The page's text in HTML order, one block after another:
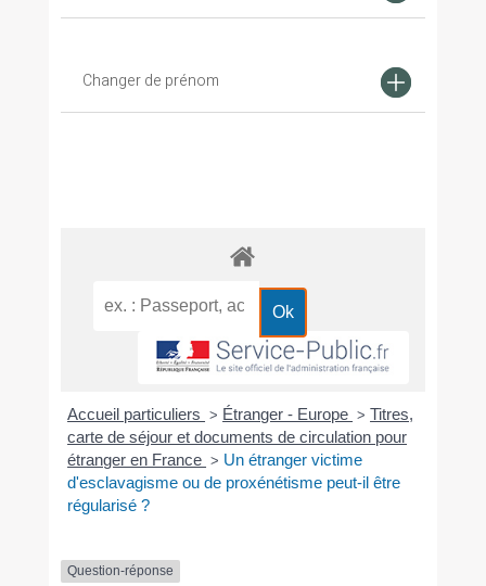
Changer de prénom
Accueil particuliers > Étranger - Europe > Titres,
carte de séjour et documents de circulation pour
étranger en France > Un étranger victime
d'esclavagisme ou de proxénétisme peut-il être
régularisé ?
Question-réponse